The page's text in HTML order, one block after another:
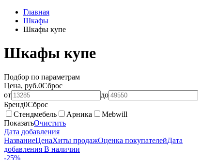
Главная
Шкафы
Шкафы купе
Шкафы купе
Подбор по параметрам
Цена, руб.0Сброс
от
до
Бренд0Сброс
Стендмебель
Арника
Mebwill
ПоказатьОчистить
Дата добавления
НазваниеЦенаХиты продажОценка покупателейДата
добавления В наличии
-25%